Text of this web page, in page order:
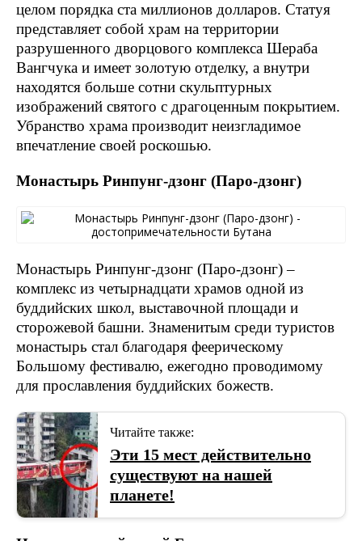
целом порядка ста миллионов долларов. Статуя
представляет собой храм на территории
разрушенного дворцового комплекса Шераба
Вангчука и имеет золотую отделку, а внутри
находятся больше сотни скульптурных
изображений святого с драгоценным покрытием.
Убранство храма производит неизгладимое
впечатление своей роскошью.
Монастырь Ринпунг-дзонг (Паро-дзонг)
Монастырь Ринпунг-дзонг (Паро-дзонг) –
комплекс из четырнадцати храмов одной из
буддийских школ, выставочной площади и
сторожевой башни. Знаменитым среди туристов
монастырь стал благодаря феерическому
Большому фестивалю, ежегодно проводимому
для прославления буддийских божеств.
Читайте также:
Эти 15 мест действительно
существуют на нашей
планете!